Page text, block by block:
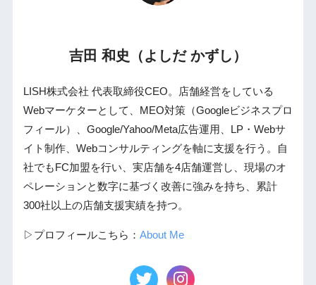
吉田 和史（よしだ かずし）
LISH株式会社 代表取締役CEO。店舗経営をしている
Webマーケターとして、MEO対策（Googleビジネスプロ
フィール）、Google/Yahoo/Meta広告運用、LP・Webサ
イト制作、Webコンサルティングを軸に支援を行う。自
社でもFC加盟を行い、実店舗を4店舗運営し、現場のオ
ペレーションと数字に基づく改善に強みを持ち、累計
300社以上の店舗支援実績を持つ。
▷プロフィールこちら： About Me